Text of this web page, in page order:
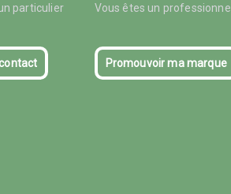
particulier Vous êtes un professionnel
Promouvoir ma marque